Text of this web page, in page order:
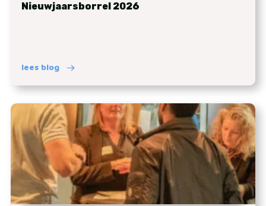
Nieuwjaarsborrel 2026
lees blog